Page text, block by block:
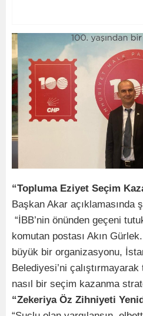
“Topluma Eziyet Seçim
Başkan Akar açıklamasında
“İBB’nin önünden geçeni
komutan postası Akın
büyük bir organizasyonu,
Belediyesi’ni
nasıl bir seçim kazanma
“Zekeriya Öz Zihniyeti